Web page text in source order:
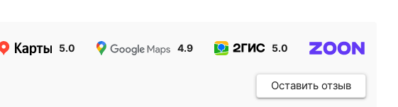
5.0 4.9 5.0
Оставить отзыв